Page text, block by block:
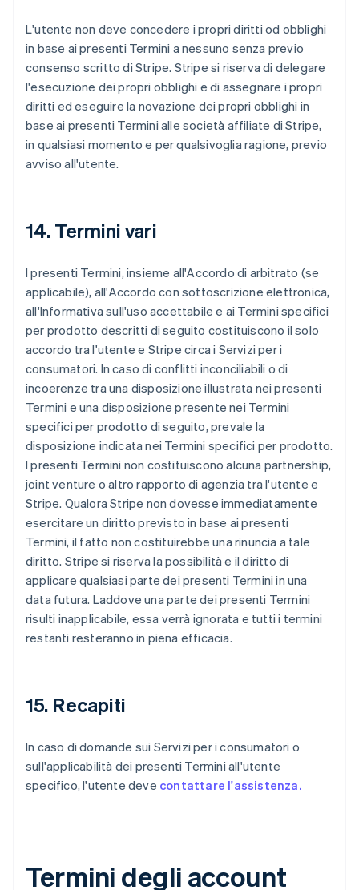
L'utente non deve concedere i propri diritti od obblighi
in base ai presenti Termini a nessuno senza previo
consenso scritto di Stripe. Stripe si riserva di delegare
l'esecuzione dei propri obblighi e di assegnare i propri
diritti ed eseguire la novazione dei propri obblighi in
base ai presenti Termini alle società affiliate di Stripe,
in qualsiasi momento e per qualsivoglia ragione, previo
avviso all'utente.
14. Termini vari
I presenti Termini, insieme all'Accordo di arbitrato (se
applicabile), all'Accordo con sottoscrizione elettronica,
all'Informativa sull'uso accettabile e ai Termini specifici
per prodotto descritti di seguito costituiscono il solo
accordo tra l'utente e Stripe circa i Servizi per i
consumatori. In caso di conflitti inconciliabili o di
incoerenze tra una disposizione illustrata nei presenti
Termini e una disposizione presente nei Termini
specifici per prodotto di seguito, prevale la
disposizione indicata nei Termini specifici per prodotto.
I presenti Termini non costituiscono alcuna partnership,
joint venture o altro rapporto di agenzia tra l'utente e
Stripe. Qualora Stripe non dovesse immediatamente
esercitare un diritto previsto in base ai presenti
Termini, il fatto non costituirebbe una rinuncia a tale
diritto. Stripe si riserva la possibilità e il diritto di
applicare qualsiasi parte dei presenti Termini in una
data futura. Laddove una parte dei presenti Termini
risulti inapplicabile, essa verrà ignorata e tutti i termini
restanti resteranno in piena efficacia.
15. Recapiti
In caso di domande sui Servizi per i consumatori o
sull'applicabilità dei presenti Termini all'utente
specifico, l'utente deve contattare l'assistenza.
Termini degli account